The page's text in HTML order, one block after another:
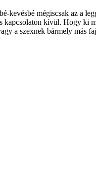
kevésbé mégiscsak az a
kapcsolaton kívül. Hogy ki
a szexnek bármely más